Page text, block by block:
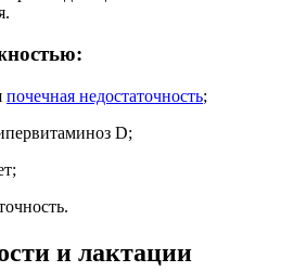
почечная недостаточность;
D;
и лактации